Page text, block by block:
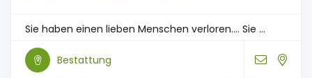
Sie haben einen lieben Menschen verloren…. Sie ...
Bestattung